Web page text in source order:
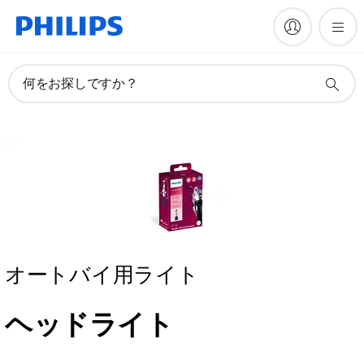
何をお探しですか？
オートバイ用ライト
ヘッドライト